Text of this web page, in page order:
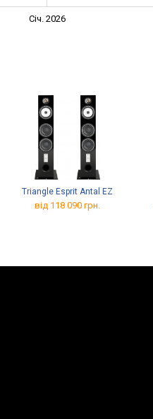
Січ. 2026
Triangle Esprit Antal EZ
від 118 090 грн.